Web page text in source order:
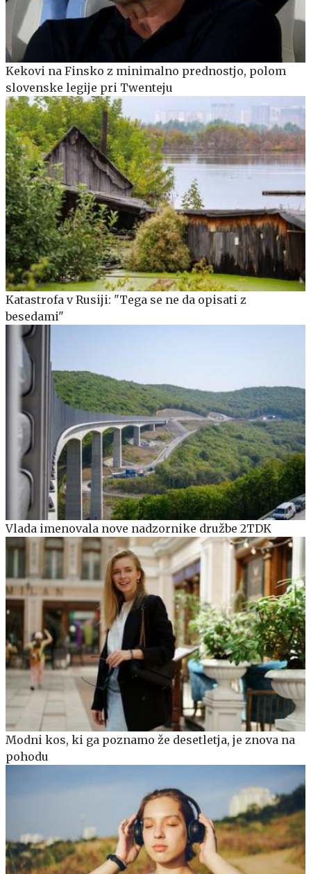
Kekovi na Finsko z minimalno prednostjo, polom
slovenske legije pri Twenteju
Katastrofa v Rusiji: "Tega se ne da opisati z
besedami"
Vlada imenovala nove nadzornike družbe 2TDK
Modni kos, ki ga poznamo že desetletja, je znova na
pohodu